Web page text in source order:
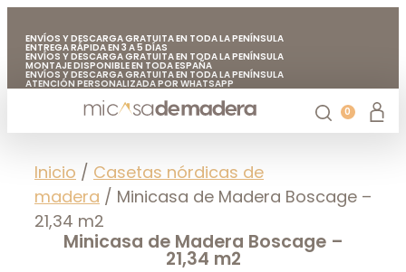
ENVÍOS Y DESCARGA GRATUITA EN TODA LA PENÍNSULA
ENTREGA RÁPIDA EN 3 A 5 DÍAS
ENVÍOS Y DESCARGA GRATUITA EN TODA LA PENÍNSULA
MONTAJE DISPONIBLE EN TODA ESPAÑA
ENVÍOS Y DESCARGA GRATUITA EN TODA LA PENÍNSULA
ATENCIÓN PERSONALIZADA POR WHATSAPP
FABRICADO EN EUROPA CON MADERA DE CALIDAD
ENVÍOS Y DESCARGA GRATUITA EN TODA LA PENÍNSULA
0
Inicio / Casetas nórdicas de
madera / Minicasa de Madera Boscage –
21,34 m2
Minicasa de Madera Boscage –
21,34 m2